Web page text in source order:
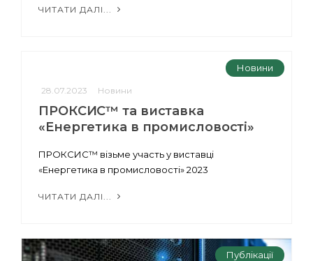
ЧИТАТИ ДАЛІ...
Новини
28.07.2023 Новини
ПРОКСИС™ та виставка
«Енергетика в промисловості»
ПРОКСИС™ візьме участь у виставці
«Енергетика в промисловості» 2023
ЧИТАТИ ДАЛІ...
Публікації